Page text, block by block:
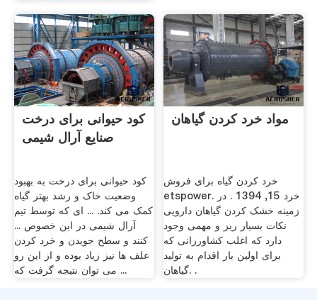
کود حیوانی برای درخت
صنایع آرال شیمی
کود حیوانی برای درخت به بهبود
وضعیت خاک و رشد بهتر گیاه
کمک می کند. ... ای که توسط تیم
آرال شیمی در این خصوص ...
کنند و سطح جویدن و خرد کردن
علف ها نیز زیاد بوده و از این رو
می توان نتیجه گرفت که ...
مواد خرد کردن گیاهان
خرد کردن گیاه برای فروش
etspower. خرد 15, 1394 . در
زمینه خشک کردن گیاهان دارویی
نکات بسیار ریز و مهمی وجود
دارد که اغلب کشاورزانی که
برای اولین بار اقدام به تولید
گیاهان. .